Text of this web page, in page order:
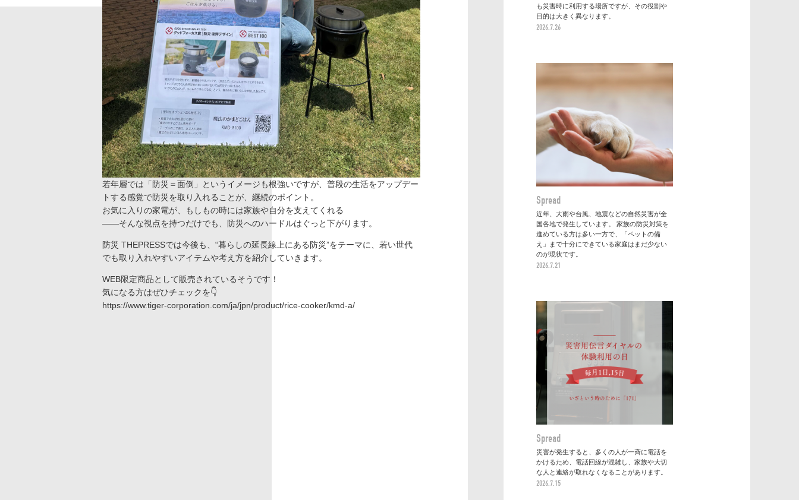
若年層では「防災＝面倒」というイメージも根強いですが、普段の生活をアップデー
トする感覚で防災を取り入れることが、継続のポイント。
お気に入りの家電が、もしもの時には家族や自分を支えてくれる
――そんな視点を持つだけでも、防災へのハードルはぐっと下がります。
防災 THEPRESSでは今後も、“暮らしの延長線上にある防災”をテーマに、若い世代
でも取り入れやすいアイテムや考え方を紹介していきます。
WEB限定商品として販売されているそうです！
気になる方はぜひチェックを👇
https://www.tiger-corporation.com/ja/jpn/product/rice-cooker/kmd-a/
も災害時に利用する場所ですが、その役割や
目的は大きく異なります。
2026.7.26
Spread
近年、大雨や台風、地震などの自然災害が全
国各地で発生しています。 家族の防災対策を
進めている方は多い一方で、「ペットの備
え」まで十分にできている家庭はまだ少ない
のが現状です。
2026.7.21
Spread
災害が発生すると、多くの人が一斉に電話を
かけるため、電話回線が混雑し、家族や大切
な人と連絡が取れなくなることがあります。
2026.7.15